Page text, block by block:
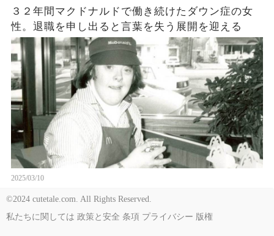
３２年間マクドナルドで働き続けたダウン症の女
性。退職を申し出ると言葉を失う展開を迎える
2025/03/10
©2024 cutetale.com. All Rights Reserved.
私たちに関しては 政策と安全 条項 プライバシー 版権